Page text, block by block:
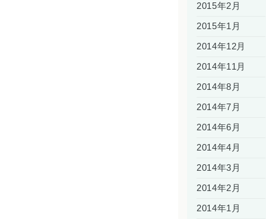
2015年2月
2015年1月
2014年12月
2014年11月
2014年8月
2014年7月
2014年6月
2014年4月
2014年3月
2014年2月
2014年1月